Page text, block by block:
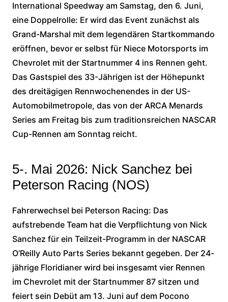
International Speedway am Samstag, den 6. Juni,
eine Doppelrolle: Er wird das Event zunächst als
Grand-Marshal mit dem legendären Startkommando
eröffnen, bevor er selbst für Niece Motorsports im
Chevrolet mit der Startnummer 4 ins Rennen geht.
Das Gastspiel des 33-Jährigen ist der Höhepunkt
des dreitägigen Rennwochenendes in der US-
Automobilmetropole, das von der ARCA Menards
Series am Freitag bis zum traditionsreichen NASCAR
Cup-Rennen am Sonntag reicht.
5-. Mai 2026: Nick Sanchez bei
Peterson Racing (NOS)
Fahrerwechsel bei Peterson Racing: Das
aufstrebende Team hat die Verpflichtung von Nick
Sanchez für ein Teilzeit-Programm in der NASCAR
O’Reilly Auto Parts Series bekannt gegeben. Der 24-
jährige Floridianer wird bei insgesamt vier Rennen
im Chevrolet mit der Startnummer 87 sitzen und
feiert sein Debüt am 13. Juni auf dem Pocono